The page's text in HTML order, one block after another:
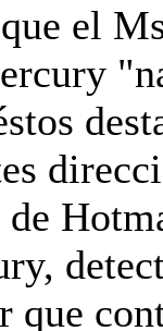
el
de
que